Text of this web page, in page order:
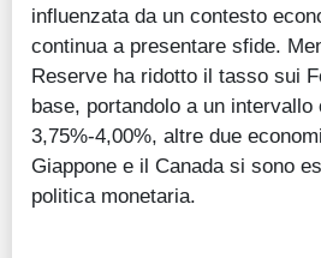
influenzata da un contesto
continua a presentare sfide.
Reserve ha ridotto il tasso sui
base, portandolo a un intervallo
3,75%-4,00%, altre due
Giappone e il Canada si sono
politica monetaria.